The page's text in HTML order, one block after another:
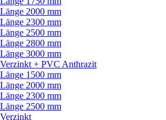
Länge 2000 mm
Länge 2300 mm
Länge 2500 mm
Länge 2800 mm
Länge 3000 mm
Verzinkt + PVC Anthrazit
Länge 1500 mm
Länge 2000 mm
Länge 2300 mm
Länge 2500 mm
Verzinkt